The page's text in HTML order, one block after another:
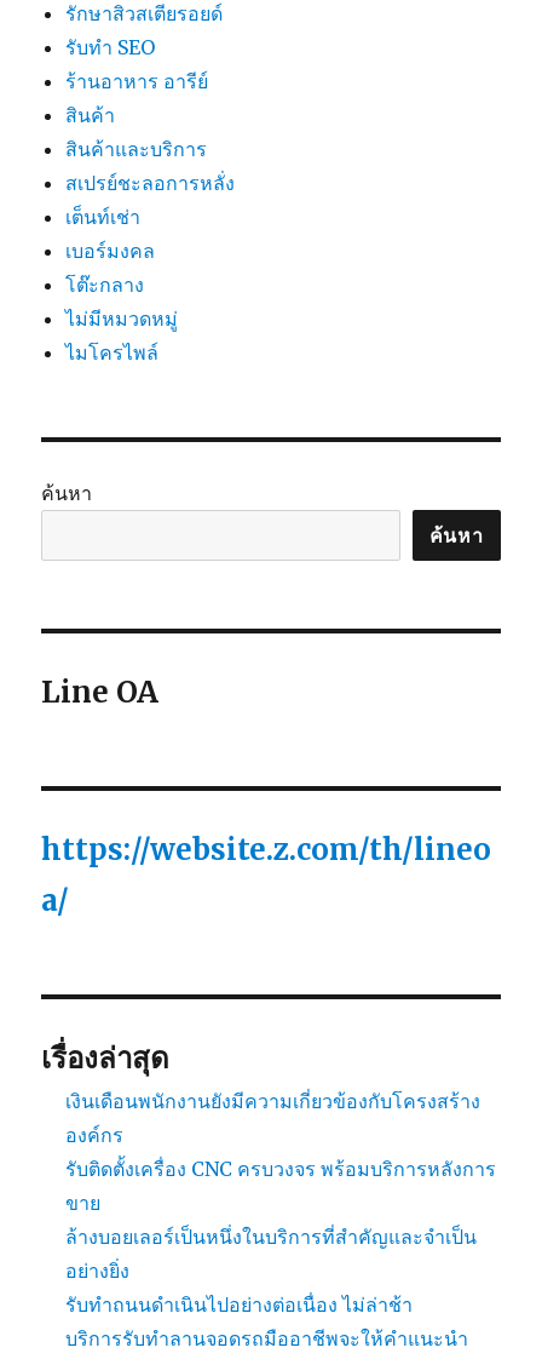
รักษาสิวสเตียรอยด์
รับทำ SEO
ร้านอาหาร อารีย์
สินค้า
สินค้าและบริการ
สเปรย์ชะลอการหลั่ง
เต็นท์เช่า
เบอร์มงคล
โต๊ะกลาง
ไม่มีหมวดหมู่
ไมโครไพล์
ค้นหา
ค้นหา
Line OA
https://website.z.com/th/lineo
a/
เรื่องล่าสุด
เงินเดือนพนักงานยังมีความเกี่ยวข้องกับโครงสร้าง
องค์กร
รับติดตั้งเครื่อง CNC ครบวงจร พร้อมบริการหลังการ
ขาย
ล้างบอยเลอร์เป็นหนึ่งในบริการที่สำคัญและจำเป็น
อย่างยิ่ง
รับทำถนนดำเนินไปอย่างต่อเนื่อง ไม่ล่าช้า
บริการรับทำลานจอดรถมืออาชีพจะให้คำแนะนำ